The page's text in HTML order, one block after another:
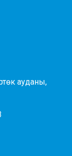
ауданы,